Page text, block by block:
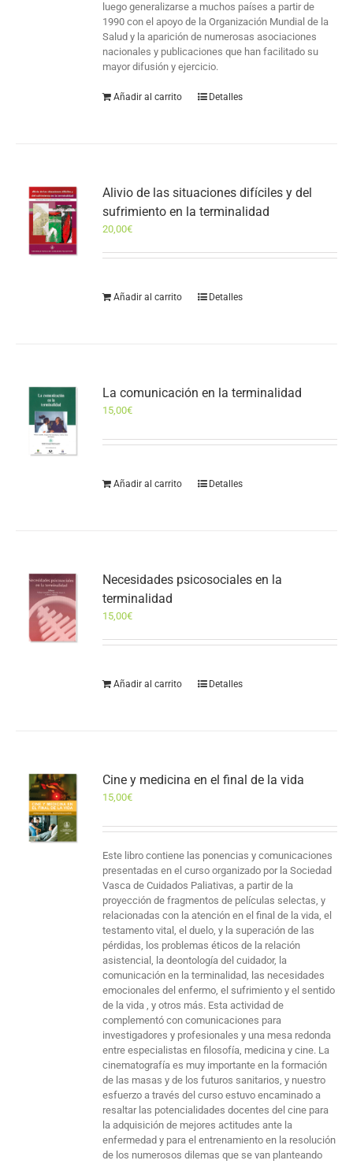
luego generalizarse a muchos países a partir de
1990 con el apoyo de la Organización Mundial de la
Salud y la aparición de numerosas asociaciones
nacionales y publicaciones que han facilitado su
mayor difusión y ejercicio.
Añadir al carrito Detalles
Alivio de las situaciones difíciles y del
sufrimiento en la terminalidad
20,00€
Añadir al carrito Detalles
La comunicación en la terminalidad
15,00€
Añadir al carrito Detalles
Necesidades psicosociales en la
terminalidad
15,00€
Añadir al carrito Detalles
Cine y medicina en el final de la vida
15,00€
Este libro contiene las ponencias y comunicaciones
presentadas en el curso organizado por la Sociedad
Vasca de Cuidados Paliativas, a partir de la
proyección de fragmentos de películas selectas, y
relacionadas con la atención en el final de la vida, el
testamento vital, el duelo, y la superación de las
pérdidas, los problemas éticos de la relación
asistencial, la deontología del cuidador, la
comunicación en la terminalidad, las necesidades
emocionales del enfermo, el sufrimiento y el sentido
de la vida , y otros más. Esta actividad de
complementó con comunicaciones para
investigadores y profesionales y una mesa redonda
entre especialistas en filosofía, medicina y cine. La
cinematografía es muy importante en la formación
de las masas y de los futuros sanitarios, y nuestro
esfuerzo a través del curso estuvo encaminado a
resaltar las potencialidades docentes del cine para
la adquisición de mejores actitudes ante la
enfermedad y para el entrenamiento en la resolución
de los numerosos dilemas que se van planteando